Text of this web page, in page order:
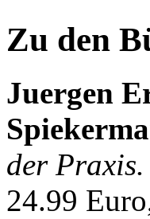
Zu den
Juergen
der Praxis.
24.99